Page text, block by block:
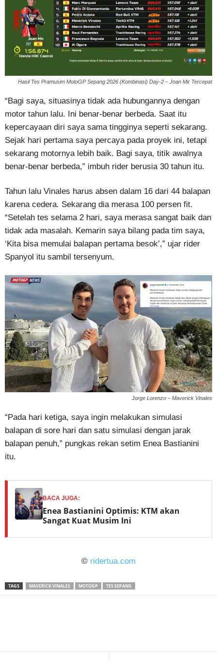
Hasil Tes Pramusim MotoGP Sepang 2026 (Kombinasi) Day-2 – Joan Mir Tercepat
“Bagi saya, situasinya tidak ada hubungannya dengan
motor tahun lalu. Ini benar-benar berbeda. Saat itu
kepercayaan diri saya sama tingginya seperti sekarang.
Sejak hari pertama saya percaya pada proyek ini, tetapi
sekarang motornya lebih baik. Bagi saya, titik awalnya
benar-benar berbeda,” imbuh rider berusia 30 tahun itu.
Tahun lalu Vinales harus absen dalam 16 dari 44 balapan
karena cedera. Sekarang dia merasa 100 persen fit.
“Setelah tes selama 2 hari, saya merasa sangat baik dan
tidak ada masalah. Kemarin saya bilang pada tim saya,
‘Kita bisa memulai balapan pertama besok’,” ujar rider
Spanyol itu sambil tersenyum.
Jorge Lorenzo – Maverick Vinales
“Pada hari ketiga, saya ingin melakukan simulasi
balapan di sore hari dan satu simulasi dengan jarak
balapan penuh,” pungkas rekan setim Enea Bastianini
itu.
BACA JUGA:
Enea Bastianini Optimis: KTM akan
Sangat Kuat Musim Ini
© ridertua.com
TAGS MAVERICK VINALES MOTOGP TES SEPANG